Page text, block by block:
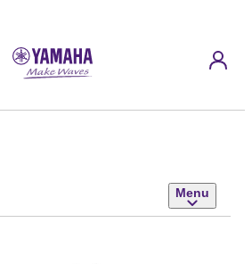
Menu